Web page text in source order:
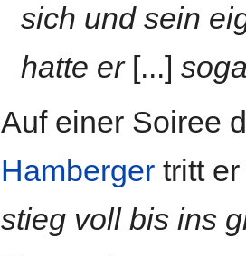
sich und sein
hatte er[...]
Auf einer Soiree
Hamberger tritt
stieg voll bis ins